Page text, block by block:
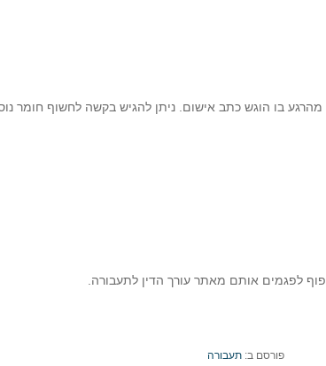
בו הוגש כתב אישום. ניתן להגיש בקשה לחשוף חומר
לפגמים אותם מאתר עורך הדין לתעבורה.
פורסם ב:תעבורה